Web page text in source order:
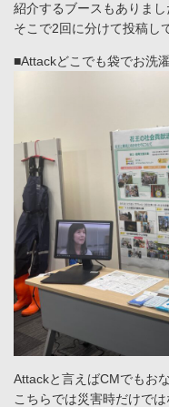
紹介するブースもありまし
そこで2回に分けて投稿し
■Attackどこでも袋でお洗濯
Attackと言えばCMでもお
こちらでは災害時だけで